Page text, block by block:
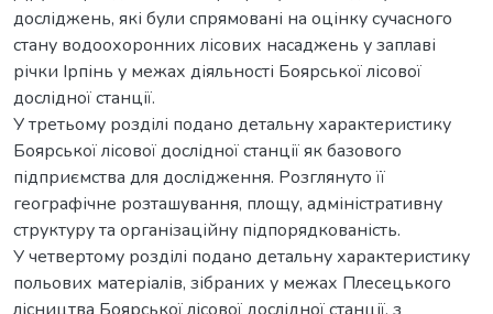
досліджень, які були спрямовані на оцінку сучасного
стану водоохоронних лісових насаджень у заплаві
річки Ірпінь у межах діяльності Боярської лісової
дослідної станції.
У третьому розділі подано детальну характеристику
Боярської лісової дослідної станції як базового
підприємства для дослідження. Розглянуто її
географічне розташування, площу, адміністративну
структуру та організаційну підпорядкованість.
У четвертому розділі подано детальну характеристику
польових матеріалів, зібраних у межах Плесецького